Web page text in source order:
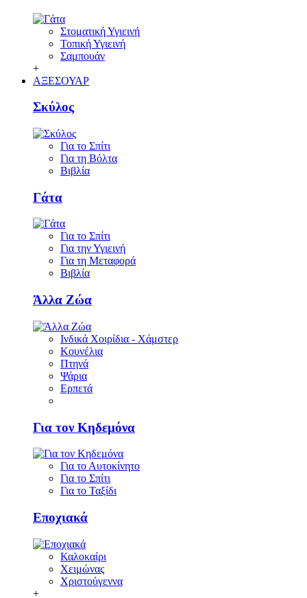
Στοματική Υγιεινή
Τοπική Υγιεινή
Σαμπουάν
+
ΑΞΕΣΟΥΑΡ
Σκύλος
Για το Σπίτι
Για τη Βόλτα
Βιβλία
Γάτα
Για το Σπίτι
Για την Υγιεινή
Για τη Μεταφορά
Βιβλία
Άλλα Ζώα
Ινδικά Χοιρίδια - Χάμστερ
Κουνέλια
Πτηνά
Ψάρια
Ερπετά
Για τον Κηδεμόνα
Για το Αυτοκίνητο
Για το Σπίτι
Για το Ταξίδι
Εποχιακά
Καλοκαίρι
Χειμώνας
Χριστούγεννα
+